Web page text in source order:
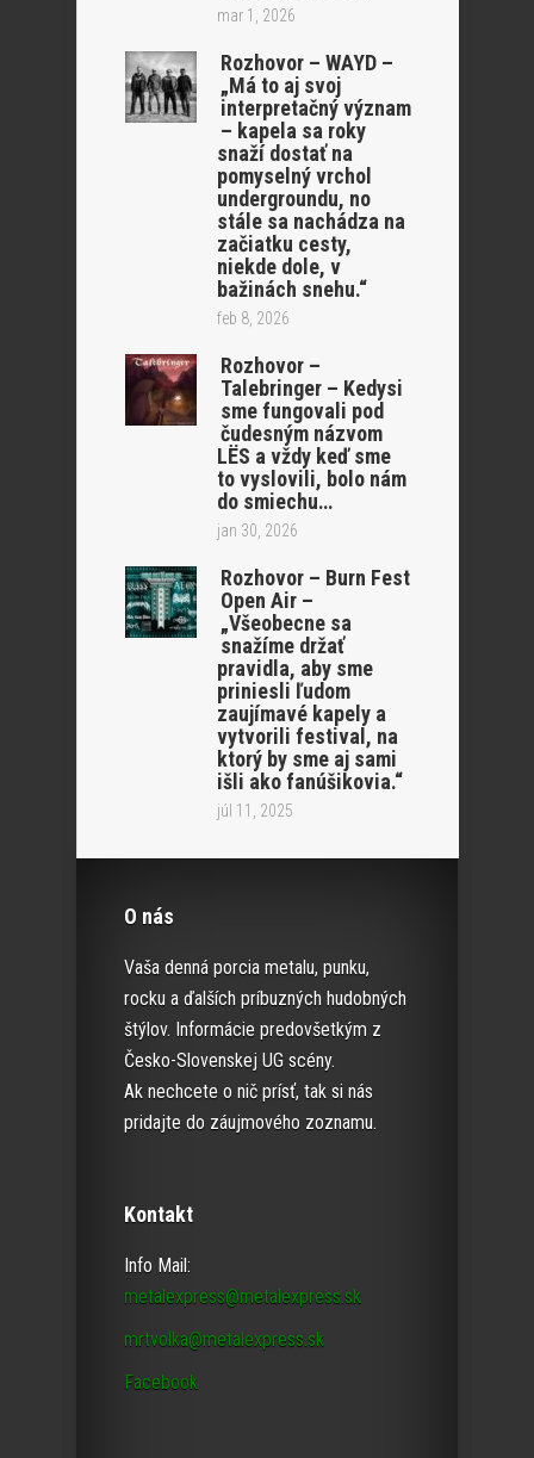
mar 1, 2026
Rozhovor – WAYD –
„Má to aj svoj
interpretačný význam
– kapela sa roky
snaží dostať na
pomyselný vrchol
undergroundu, no
stále sa nachádza na
začiatku cesty,
niekde dole, v
bažinách snehu.“
feb 8, 2026
Rozhovor –
Talebringer – Kedysi
sme fungovali pod
čudesným názvom
LËS a vždy keď sme
to vyslovili, bolo nám
do smiechu…
jan 30, 2026
Rozhovor – Burn Fest
Open Air –
„Všeobecne sa
snažíme držať
pravidla, aby sme
priniesli ľudom
zaujímavé kapely a
vytvorili festival, na
ktorý by sme aj sami
išli ako fanúšikovia.“
júl 11, 2025
O nás
Vaša denná porcia metalu, punku,
rocku a ďalších príbuzných hudobných
štýlov. Informácie predovšetkým z
Česko-Slovenskej UG scény.
Ak nechcete o nič prísť, tak si nás
pridajte do záujmového zoznamu.
Kontakt
Info Mail:
metalexpress@metalexpress.sk
mrtvolka@metalexpress.sk
Facebook